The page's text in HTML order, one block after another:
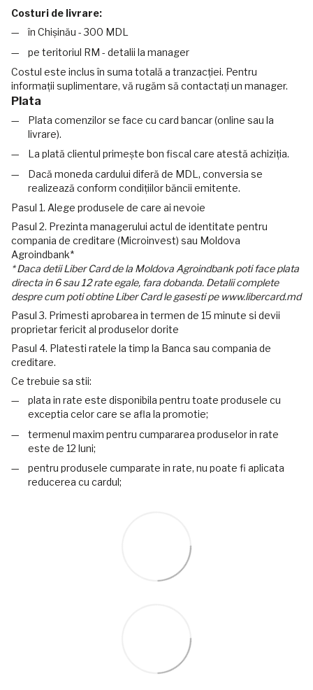
Costuri de livrare:
în Chișinău - 300 MDL
pe teritoriul RM - detalii la manager
Costul este inclus în suma totală a tranzacției. Pentru
informații suplimentare, vă rugăm să contactați un manager.
Plata
Plata comenzilor se face cu card bancar (online sau la
livrare).
La plată clientul primește bon fiscal care atestă achiziția.
Dacă moneda cardului diferă de MDL, conversia se
realizează conform condițiilor băncii emitente.
Pasul 1. Alege produsele de care ai nevoie
Pasul 2. Prezinta managerului actul de identitate pentru
compania de creditare (Microinvest) sau Moldova
Agroindbank*
* Daca detii Liber Card de la Moldova Agroindbank poti face plata
directa in 6 sau 12 rate egale, fara dobanda. Detalii complete
despre cum poti obtine Liber Card le gasesti pe www.libercard.md
Pasul 3. Primesti aprobarea in termen de 15 minute si devii
proprietar fericit al produselor dorite
Pasul 4. Platesti ratele la timp la Banca sau compania de
creditare.
Ce trebuie sa stii:
plata in rate este disponibila pentru toate produsele cu
exceptia celor care se afla la promotie;
termenul maxim pentru cumpararea produselor in rate
este de 12 luni;
pentru produsele cumparate in rate, nu poate fi aplicata
reducerea cu cardul;